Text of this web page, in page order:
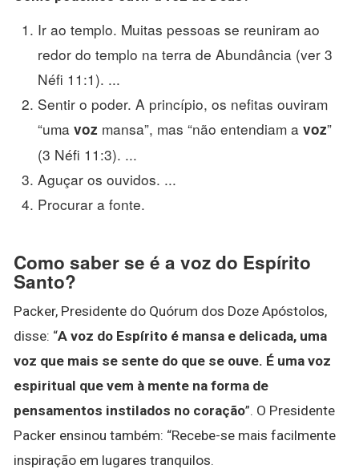
Ir ao templo. Muitas pessoas se reuniram ao
redor do templo na terra de Abundância (ver 3
Néfi 11:1). ...
Sentir o poder. A princípio, os nefitas ouviram
“uma voz mansa”, mas “não entendiam a voz”
(3 Néfi 11:3). ...
Aguçar os ouvidos. ...
Procurar a fonte.
Como saber se é a voz do Espírito
Santo?
Packer, Presidente do Quórum dos Doze Apóstolos,
disse: “A voz do Espírito é mansa e delicada, uma
voz que mais se sente do que se ouve. É uma voz
espiritual que vem à mente na forma de
pensamentos instilados no coração”. O Presidente
Packer ensinou também: “Recebe-se mais facilmente
inspiração em lugares tranquilos.